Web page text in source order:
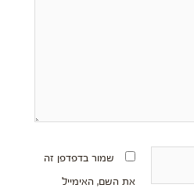
שמור בדפדפן זה
את השם, האימייל